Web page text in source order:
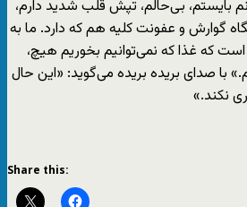
بایستم، بی‌حالم، تپش قلب شدید دارم،
گوارش و عفونت کلیه هم که دارد. ما به
که غذا که نمی‌توانیم بخوریم هیچ،
با صدای بریده بریده می‌گوید: «این حال
نکند.»
Share this: